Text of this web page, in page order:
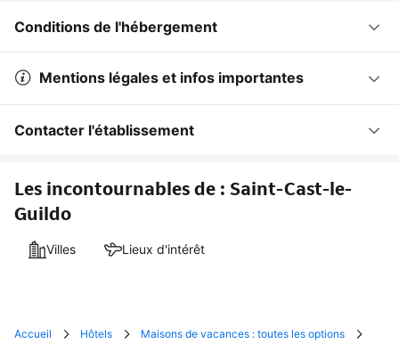
Conditions de l'hébergement
Mentions légales et infos importantes
Contacter l'établissement
Les incontournables de : Saint-Cast-le-
Guildo
Villes Lieux d'intérêt
Accueil Hôtels
Maisons de vacances : toutes les options